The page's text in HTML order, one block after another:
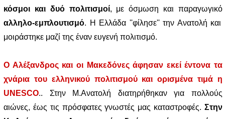
κόσμοι και δυό πολιτισμοί, με όσμωση και παραγωγικό
αλληλο-εμπλουτισμό. Η Ελλάδα ''φίλησε'' την Ανατολή και
μοιράστηκε μαζί της έναν ευγενή πολιτισμό.
Ο Αλέξανδρος και οι Μακεδόνες άφησαν εκεί έντονα τα
χνάρια του ελληνικού πολιτισμού και ορισμένα τιμά η
UNESCO.. Στην Μ.Ανατολή διατηρήθηκαν για πολλούς
αιώνες, έως τις πρόσφατες γνωστές μας καταστροφές. Στην